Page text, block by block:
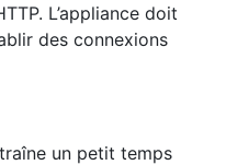
L’appliance doit
des connexions
un petit temps